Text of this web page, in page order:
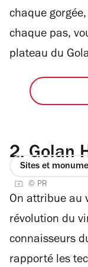
chaque
chaque pas,
plateau du
2. Golan
Sites et
© PR
On attribue au
révolution du
connaisseurs
rapporté les